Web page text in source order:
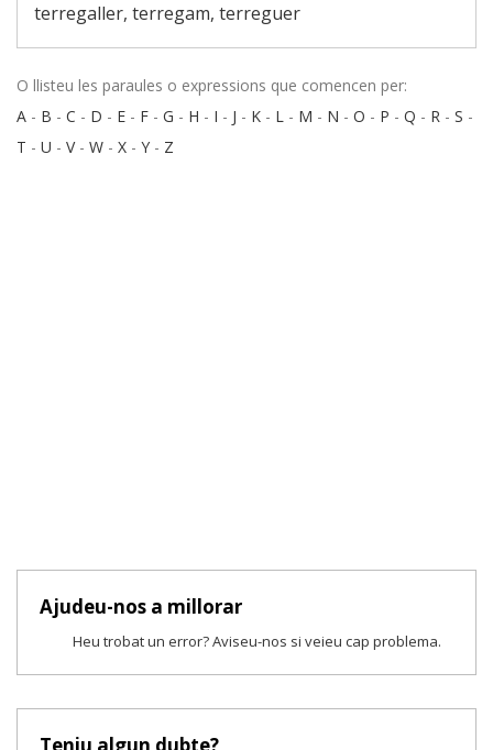
terregaller, terregam, terreguer
O llisteu les paraules o expressions que comencen per:
A - B - C - D - E - F - G - H - I - J - K - L - M - N - O - P - Q - R - S -
T - U - V- W - X - Y - Z
Ajudeu-nos a millorar
Heu trobat un error? Aviseu-nos si veieu cap problema.